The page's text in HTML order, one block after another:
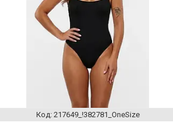
217649_!382781_OneSize